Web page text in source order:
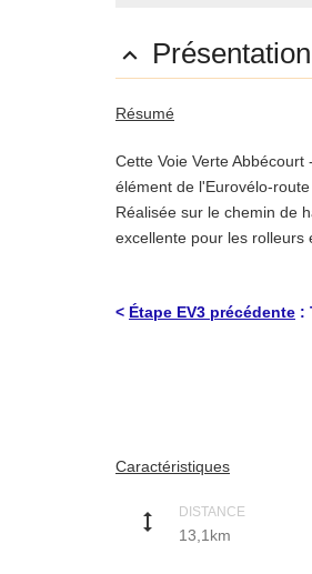
 Présentation
Résumé
Cette Voie Verte
élément de l'Eurovélo-route
Réalisée sur le chemin de
excellente pour les rolleurs
< Étape EV3 précédente :
Cet itinéraire constitue un
La partie isarienne fait
Caractéristiques
height DISTANCE
13,1km